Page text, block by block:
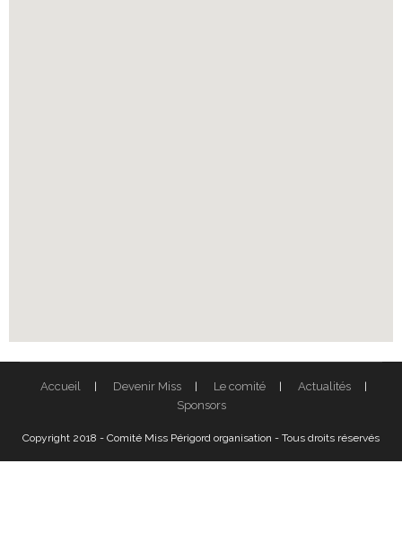
Accueil Devenir Miss Le comité
Actualités
Sponsors
Copyright 2018 - Comité Miss Périgord organisation - Tous droits réservés